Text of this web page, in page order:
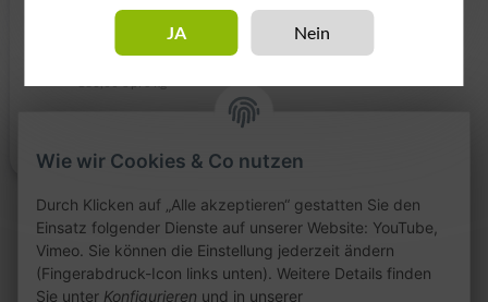
#40 20g
3,20 €*
Artikel 1 - 1 von 1
Wie wir Cookies & Co nutzen
Durch Klicken auf „Alle akzeptieren“ gestatten Sie den
Einsatz folgender Dienste auf unserer Website: YouTube,
Vimeo. Sie können die Einstellung jederzeit ändern
(Fingerabdruck-Icon links unten). Weitere Details finden
Sie unter Konfigurieren und in unserer
JA Nein